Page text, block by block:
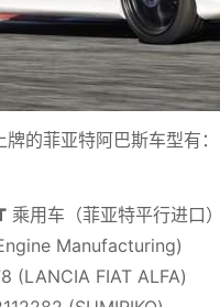
的菲亚特阿巴斯车型有：
乘用车（菲亚特平行进口
Manufacturing)
(LANCIA FIAT ALFA)